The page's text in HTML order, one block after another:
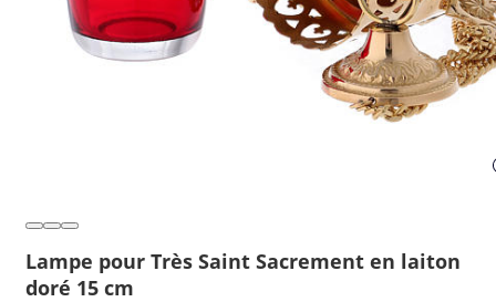
Lampe pour Très Saint Sacrement en laiton
doré 15 cm